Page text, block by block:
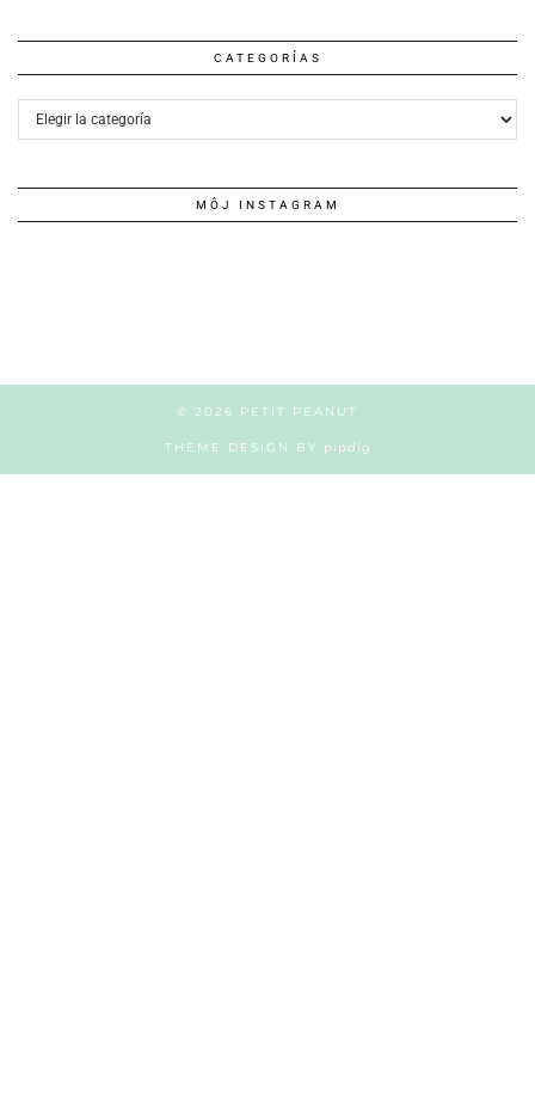
CATEGORÍAS
Categorías
MÔJ INSTAGRAM
© 2026 PETIT PEANUT
THEME DESIGN BY pipdig